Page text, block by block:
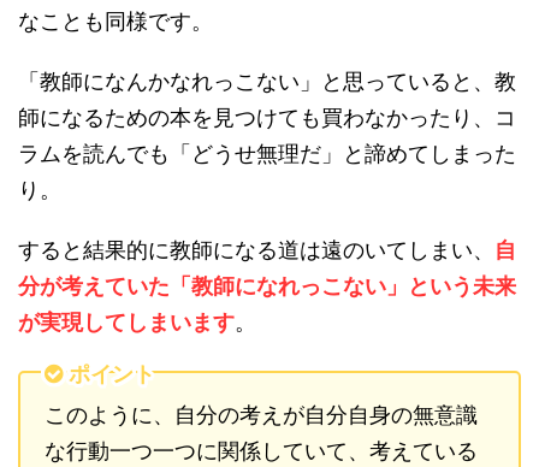
なことも同様です。
「教師になんかなれっこない」と思っていると、教
師になるための本を見つけても買わなかったり、コ
ラムを読んでも「どうせ無理だ」と諦めてしまった
り。
すると結果的に教師になる道は遠のいてしまい、 自
分が考えていた「教師になれっこない」という未来
が実現してしまいます。
ポイント
このように、自分の考えが自分自身の無意識
な行動一つ一つに関係していて、考えている